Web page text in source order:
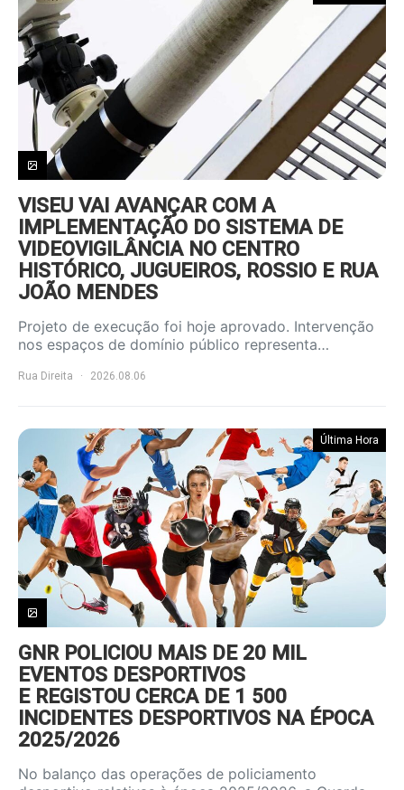
VISEU VAI AVANÇAR COM A
IMPLEMENTAÇÃO DO SISTEMA DE
VIDEOVIGILÂNCIA NO CENTRO
HISTÓRICO, JUGUEIROS, ROSSIO E RUA
JOÃO MENDES
Projeto de execução foi hoje aprovado. Intervenção
nos espaços de domínio público representa…
Rua Direita 2026.08.06
Última Hora
GNR POLICIOU MAIS DE 20 MIL
EVENTOS DESPORTIVOS
E REGISTOU CERCA DE 1 500
INCIDENTES DESPORTIVOS NA ÉPOCA
2025/2026
No balanço das operações de policiamento